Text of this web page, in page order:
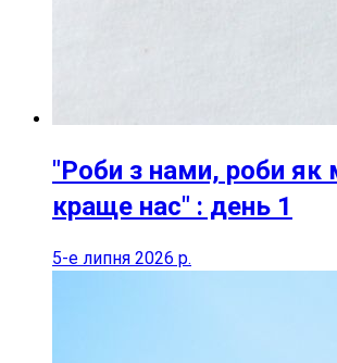
"Роби з нами, роби як
краще нас" : день 1
5-е липня 2026 р.